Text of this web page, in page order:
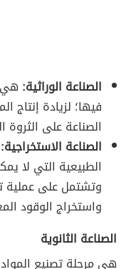
الصناعة الوراثية: هي
فيها؛ لزيادة إنتاج
الصناعة على الثروة
الصناعة الاستخراجية:
الطبيعية التي لا
وتشتمل على عملية
واستخراج الوقود
الصناعة الثانوية
هي مرحلة تصنيع